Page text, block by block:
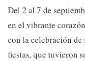
Del 2 al 7 de
en el vibrante
con la celebración de
fiestas, que tuvieron